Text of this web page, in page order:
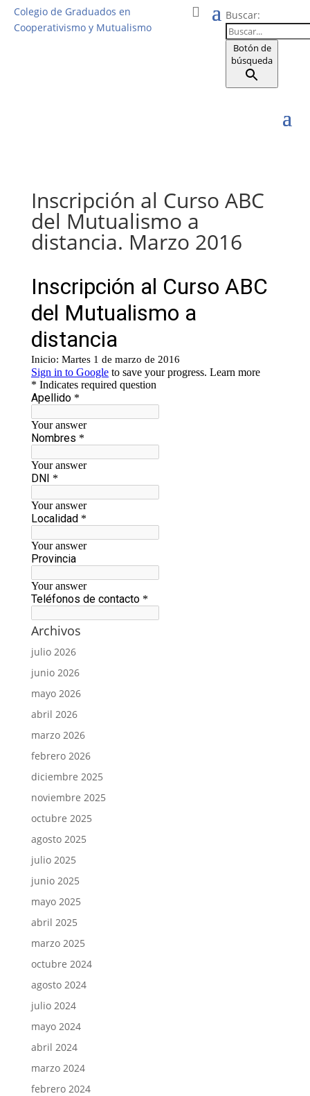
Colegio de Graduados en
Cooperativismo y Mutualismo
Buscar:
Botón de
búsqueda
Inscripción al Curso ABC
del Mutualismo a
distancia. Marzo 2016
Archivos
julio 2026
junio 2026
mayo 2026
abril 2026
marzo 2026
febrero 2026
diciembre 2025
noviembre 2025
octubre 2025
agosto 2025
julio 2025
junio 2025
mayo 2025
abril 2025
marzo 2025
octubre 2024
agosto 2024
julio 2024
mayo 2024
abril 2024
marzo 2024
febrero 2024